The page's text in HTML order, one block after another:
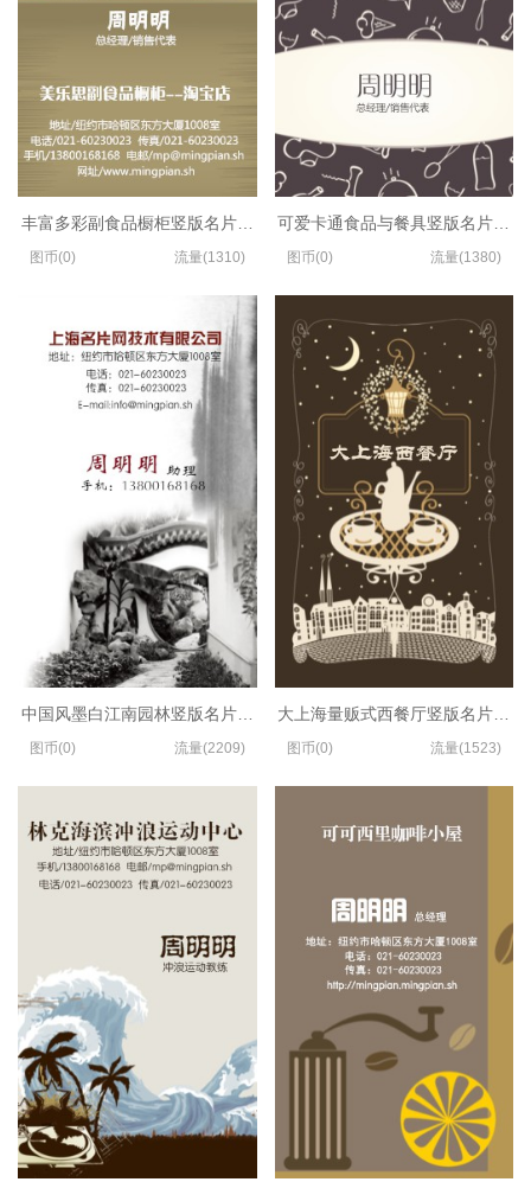
丰富多彩副食品橱柜竖版名片模板
图币(0) 流量(1310)
中国风墨白江南园林竖版名片模板
图币(0) 流量(2209)
可爱卡通食品与餐具竖版名片设计
图币(0) 流量(1380)
大上海量贩式西餐厅竖版名片模板
图币(0) 流量(1523)